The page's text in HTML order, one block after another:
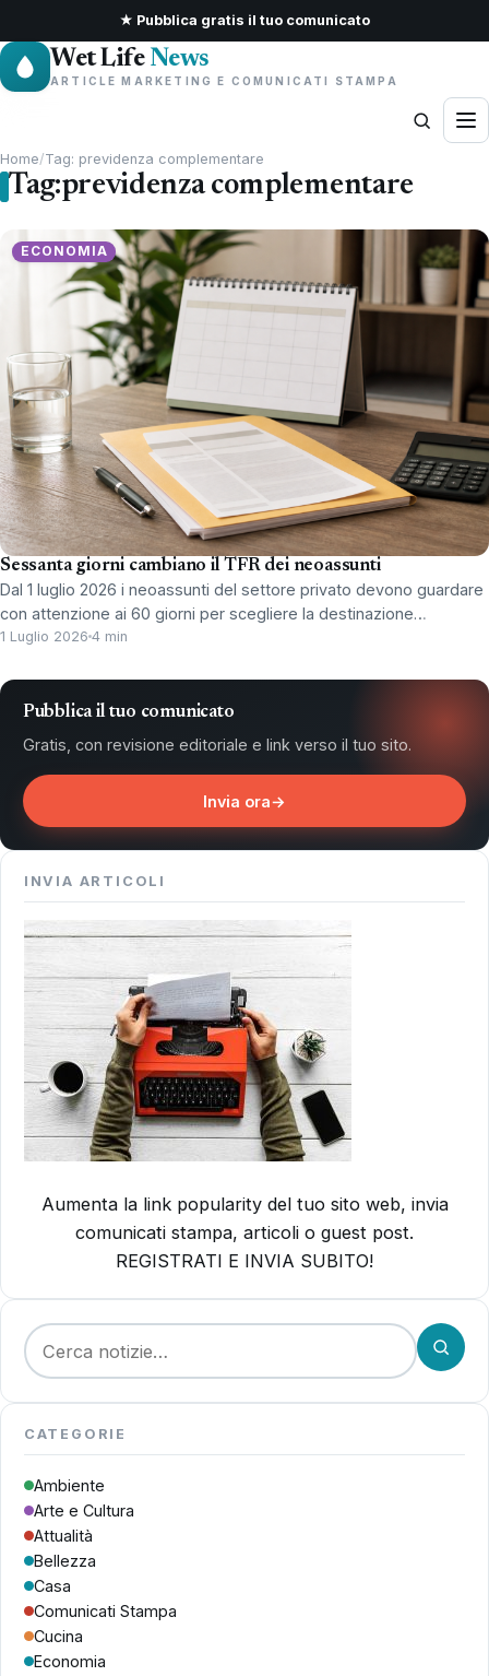
★ Pubblica gratis il tuo comunicato
Wet Life News
ARTICLE MARKETING E COMUNICATI STAMPA
Home/Tag: previdenza complementare
Tag:previdenza complementare
ECONOMIA
Sessanta giorni cambiano il TFR dei neoassunti
Dal 1 luglio 2026 i neoassunti del settore privato devono guardare
con attenzione ai 60 giorni per scegliere la destinazione…
1 Luglio 2026 4 min
Pubblica il tuo comunicato
Gratis, con revisione editoriale e link verso il tuo sito.
Invia ora→
INVIA ARTICOLI
Aumenta la link popularity del tuo sito web, invia
comunicati stampa, articoli o guest post.
REGISTRATI E INVIA SUBITO!
Cerca:
CATEGORIE
Ambiente
Arte e Cultura
Attualità
Bellezza
Casa
Comunicati Stampa
Cucina
Economia